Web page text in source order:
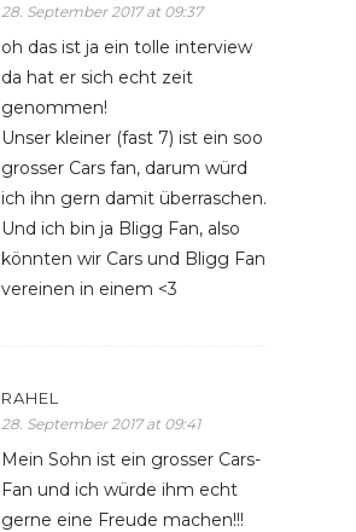
28. September 2017 at 09:37
oh das ist ja ein tolle interview
da hat er sich echt zeit
genommen!
Unser kleiner (fast 7) ist ein soo
grosser Cars fan, darum würd
ich ihn gern damit überraschen.
Und ich bin ja Bligg Fan, also
könnten wir Cars und Bligg Fan
vereinen in einem <3
RAHEL
28. September 2017 at 09:41
Mein Sohn ist ein grosser Cars-
Fan und ich würde ihm echt
gerne eine Freude machen!!!